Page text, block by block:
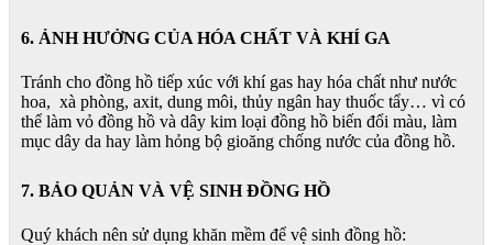
6. ẢNH HƯỞNG CỦA HÓA CHẤT VÀ KHÍ GA
Tránh cho đồng hồ tiếp xúc với khí gas hay hóa chất như nước
hoa, xà phòng, axit, dung môi, thủy ngân hay thuốc tẩy… vì có
thể làm vỏ đồng hồ và dây kim loại đồng hồ biến đổi màu, làm
mục dây da hay làm hỏng bộ gioăng chống nước của đồng hồ.
7. BẢO QUẢN VÀ VỆ SINH ĐỒNG HỒ
Quý khách nên sử dụng khăn mềm để vệ sinh đồng hồ: